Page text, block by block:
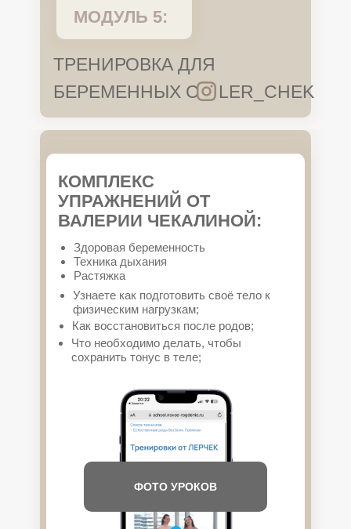
МОДУЛЬ 5:
ТРЕНИРОВКА ДЛЯ
БЕРЕМЕННЫХ С
LER_CHEK
КОМПЛЕКС
УПРАЖНЕНИЙ ОТ
ВАЛЕРИИ ЧЕКАЛИНОЙ:
Здоровая беременность
Техника дыхания
Растяжка
Узнаете как подготовить своё тело к
физическим нагрузкам;
Что необходимо делать, чтобы
сохранить тонус в теле;
Как восстановиться после родов;
ФОТО УРОКОВ